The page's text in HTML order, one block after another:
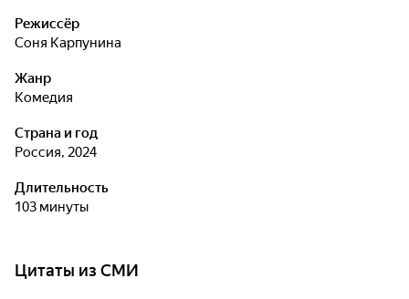
Режиссёр
Соня Карпунина
Жанр
комедия
Страна и год
Россия, 2024
Длительность
103 минуты
Цитаты из СМИ